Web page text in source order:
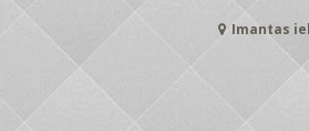
Imantas